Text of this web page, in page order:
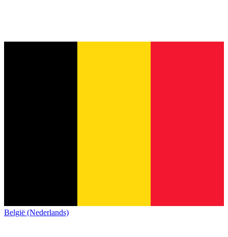
België (Nederlands)